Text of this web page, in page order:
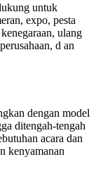
untuk
expo, pesta
ulang
d an
dengan model
ditengah-tengah
acara dan
kenyamanan